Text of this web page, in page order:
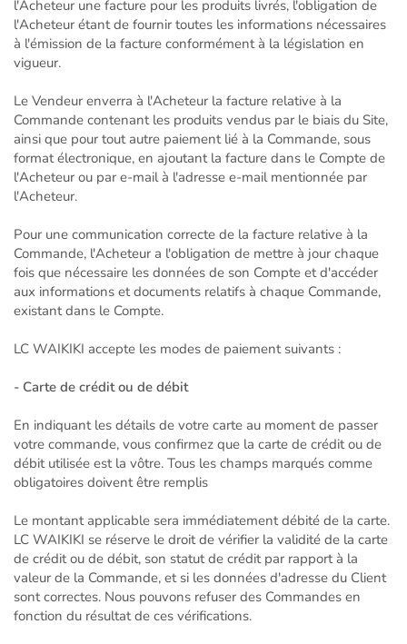
l'Acheteur une facture pour les produits livrés, l'obligation de
l'Acheteur étant de fournir toutes les informations nécessaires
à l'émission de la facture conformément à la législation en
vigueur.
Le Vendeur enverra à l'Acheteur la facture relative à la
Commande contenant les produits vendus par le biais du Site,
ainsi que pour tout autre paiement lié à la Commande, sous
format électronique, en ajoutant la facture dans le Compte de
l'Acheteur ou par e-mail à l'adresse e-mail mentionnée par
l'Acheteur.
Pour une communication correcte de la facture relative à la
Commande, l'Acheteur a l'obligation de mettre à jour chaque
fois que nécessaire les données de son Compte et d'accéder
aux informations et documents relatifs à chaque Commande,
existant dans le Compte.
LC WAIKIKI accepte les modes de paiement suivants :
- Carte de crédit ou de débit
En indiquant les détails de votre carte au moment de passer
votre commande, vous confirmez que la carte de crédit ou de
débit utilisée est la vôtre. Tous les champs marqués comme
obligatoires doivent être remplis
Le montant applicable sera immédiatement débité de la carte.
LC WAIKIKI se réserve le droit de vérifier la validité de la carte
de crédit ou de débit, son statut de crédit par rapport à la
valeur de la Commande, et si les données d'adresse du Client
sont correctes. Nous pouvons refuser des Commandes en
fonction du résultat de ces vérifications.